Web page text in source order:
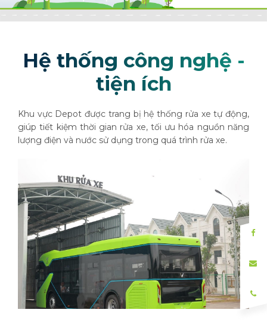
Hệ thống công nghệ -
tiện ích
Khu vực Depot được trang bị hệ thống rửa xe tự động,
giúp tiết kiệm thời gian rửa xe, tối ưu hóa nguồn năng
lượng điện và nước sử dụng trong quá trình rửa xe.